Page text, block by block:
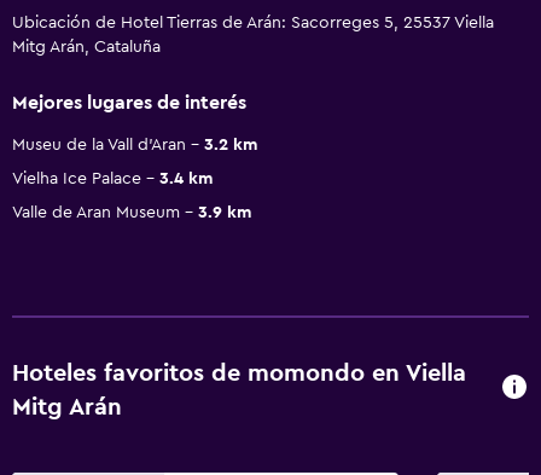
Ubicación de Hotel Tierras de Arán: Sacorreges 5, 25537 Viella
Mitg Arán, Cataluña
Mejores lugares de interés
Museu de la Vall d'Aran
3.2 km
Vielha Ice Palace
3.4 km
Valle de Aran Museum
3.9 km
Hoteles favoritos de momondo en Viella
Mitg Arán